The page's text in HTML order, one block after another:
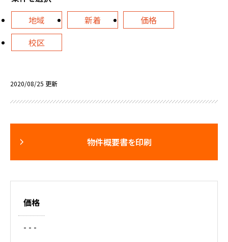
地域
新着
価格
校区
2020/08/25 更新
物件概要書を印刷
価格
- - -